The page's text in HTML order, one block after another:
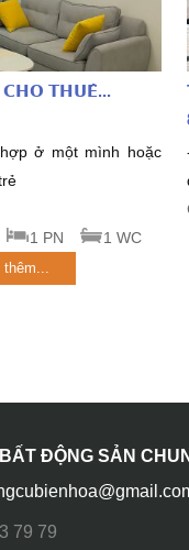
𝗧𝗛𝗨𝗘̂...
ở một mình hoặc
1 PN 1 WC
thêm...
ĐỘNG SẢN
79 79